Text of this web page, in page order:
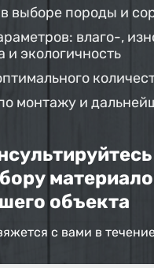
выборе породы и
влаго-,
и экологичность
монтажу и
объекта
с вами в